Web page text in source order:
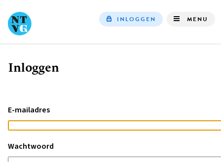
INLOGGEN MENU
Kruimelpad
Inloggen
E-mailadres
Wachtwoord